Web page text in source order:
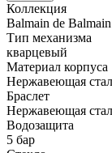
Коллекция
Balmain de Balmain
Тип механизма
кварцевый
Материал корпуса
Нержавеющая
Браслет
Нержавеющая
Водозащита
5 бар